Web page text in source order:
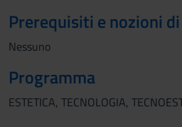
Prerequisiti e nozioni
Nessuno
Programma
ESTETICA, TECNOLOGIA,